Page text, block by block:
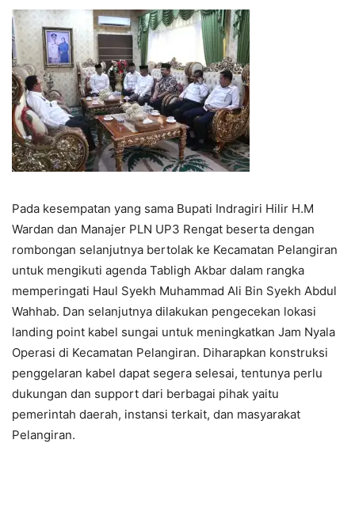
Pada kesempatan yang sama Bupati Indragiri Hilir H.M
Wardan dan Manajer PLN UP3 Rengat beserta dengan
rombongan selanjutnya bertolak ke Kecamatan Pelangiran
untuk mengikuti agenda Tabligh Akbar dalam rangka
memperingati Haul Syekh Muhammad Ali Bin Syekh Abdul
Wahhab. Dan selanjutnya dilakukan pengecekan lokasi
landing point kabel sungai untuk meningkatkan Jam Nyala
Operasi di Kecamatan Pelangiran. Diharapkan konstruksi
penggelaran kabel dapat segera selesai, tentunya perlu
dukungan dan support dari berbagai pihak yaitu
pemerintah daerah, instansi terkait, dan masyarakat
Pelangiran.